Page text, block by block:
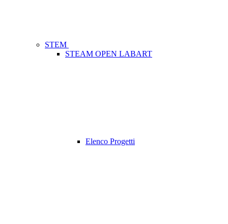
STEM
STEAM OPEN LABART
Elenco Progetti